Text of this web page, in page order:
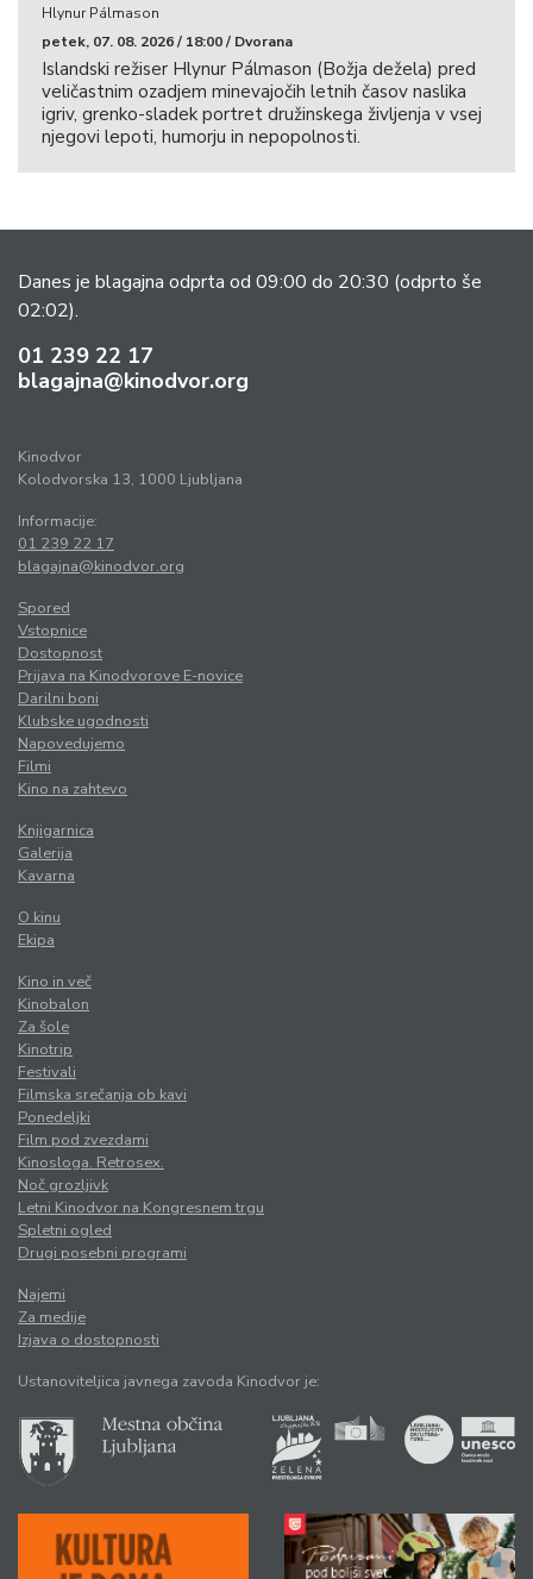
Hlynur Pálmason
petek, 07. 08. 2026 / 18:00 / Dvorana
Islandski režiser Hlynur Pálmason (Božja dežela) pred
veličastnim ozadjem minevajočih letnih časov naslika
igriv, grenko-sladek portret družinskega življenja v vsej
njegovi lepoti, humorju in nepopolnosti.
Danes je blagajna odprta od 09:00 do 20:30 (odprto še
02:02).
01 239 22 17
blagajna@kinodvor.org
Kinodvor
Kolodvorska 13, 1000 Ljubljana
Informacije:
01 239 22 17
blagajna@kinodvor.org
Spored
Vstopnice
Dostopnost
Prijava na Kinodvorove E-novice
Darilni boni
Klubske ugodnosti
Napovedujemo
Filmi
Kino na zahtevo
Knjigarnica
Galerija
Kavarna
O kinu
Ekipa
Kino in več
Kinobalon
Za šole
Kinotrip
Festivali
Filmska srečanja ob kavi
Ponedeljki
Film pod zvezdami
Kinosloga. Retrosex.
Noč grozljivk
Letni Kinodvor na Kongresnem trgu
Spletni ogled
Drugi posebni programi
Najemi
Za medije
Izjava o dostopnosti
Ustanoviteljica javnega zavoda Kinodvor je: